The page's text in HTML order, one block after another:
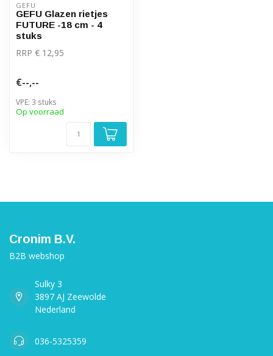
GEFU
GEFU Glazen rietjes
FUTURE -18 cm - 4
stuks
RRP € 12,95
€--,--
VPE: 3 stuks
Op voorraad
Cronim B.V.
B2B webshop
Sulky 3
3897 AJ Zeewolde
Nederland
036-5325359